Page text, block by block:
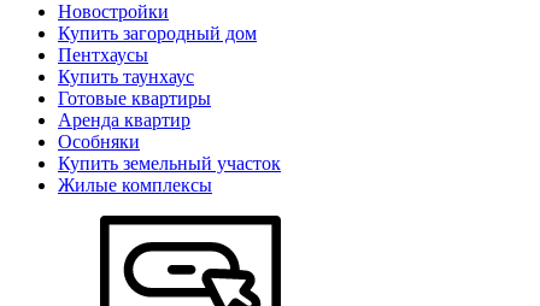
Новостройки
Купить загородный дом
Пентхаусы
Купить таунхаус
Готовые квартиры
Аренда квартир
Особняки
Купить земельный участок
Жилые комплексы